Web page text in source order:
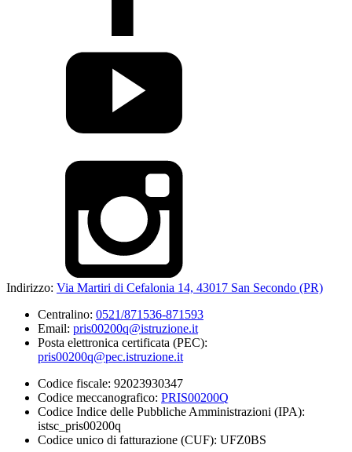
Indirizzo: Via Martiri di Cefalonia 14, 43017 San Secondo (PR)
Centralino: 0521/871536-871593
Email: pris00200q@istruzione.it
Posta elettronica certificata (PEC):
pris00200q@pec.istruzione.it
Codice fiscale: 92023930347
Codice meccanografico: PRIS00200Q
Codice Indice delle Pubbliche Amministrazioni (IPA):
istsc_pris00200q
Codice unico di fatturazione (CUF): UFZ0BS